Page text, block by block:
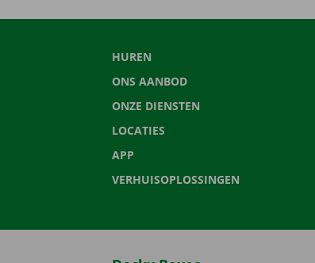
HUREN
ONS AANBOD
ONZE DIENSTEN
LOCATIES
APP
VERHUISOPLOSSINGEN